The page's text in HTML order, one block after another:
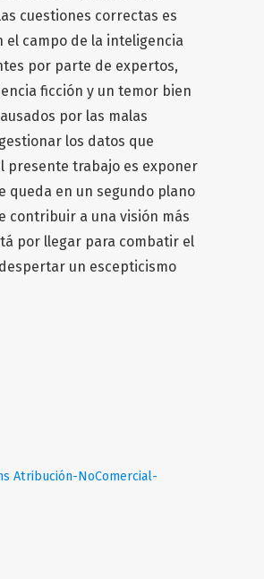
cuestiones correctas es
el campo de la inteligencia
por parte de expertos,
ficción y un temor bien
por las malas
los datos que
presente trabajo es exponer
queda en un segundo plano
contribuir a una visión más
por llegar para combatir el
un escepticismo
Atribución-NoComercial-